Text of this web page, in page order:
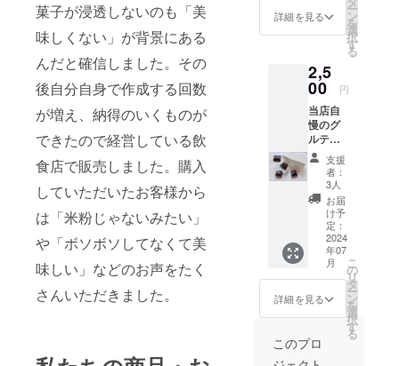
菓子が浸透しないのも「美
味しくない」が背景にある
んだと確信しました。その
後自分自身で作成する回数
が増え、納得のいくものが
できたので経営している飲
食店で販売しました。購入
していただいたお客様から
は「米粉じゃないみたい」
や「ボソボソしてなくて美
味しい」などのお声をたく
さんいただきました。
ち上げまし
た
その第一歩
として登録
投稿させて
いただきま
した
よろしけれ
ば実店舗の
インスタグ
ラムの
URLを載せ
でご覧いた
いです
をご確
ルテン
フリー
セット
です。
内容 レ
モン
ケーキ2
個 ガ
トー
ショコ
ラ2個
原材料
及び添
加物等
の食品
表示は
お届け
商品の
ラベル
す。 商
詳細を見る ー
ン
を
選
択
す
る
2,5
00 円
当店自
慢のグ
ルテン
フリー
焼き菓
子の単
一箱詰
め商品
です。
お好み
焼き菓
子をお
選びく
ださ
い。 原
び添加
物等の
支援
者：
3人
お届
け予
定：
2024
年07
月
詳細を見る
こ
の
リ
タ
ー
ン
を
選
択
す
る
このプロ